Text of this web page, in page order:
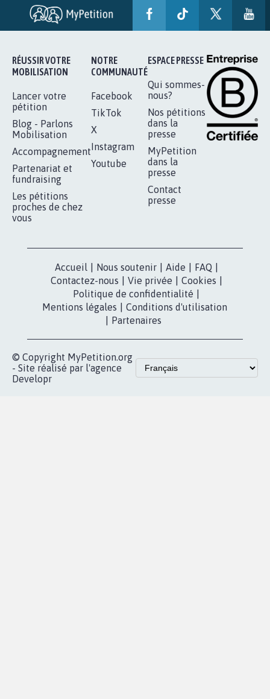
RÉUSSIR VOTRE
MOBILISATION
Lancer votre
pétition
Blog - Parlons
Mobilisation
Accompagnement
Partenariat et
fundraising
Les pétitions
proches de chez
vous
NOTRE
COMMUNAUTÉ
Facebook
TikTok
X
Instagram
Youtube
ESPACE PRESSE
Qui sommes-
nous?
Nos pétitions
dans la
presse
MyPetition
dans la
presse
Contact
presse
Accueil Nous soutenir Aide FAQ
Contactez-nous
Vie privée Cookies
Politique de confidentialité
Mentions légales
Conditions d'utilisation
Partenaires
© Copyright MyPetition.org
- Site réalisé par l'agence
Developr